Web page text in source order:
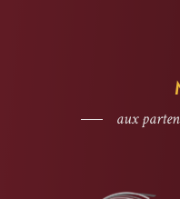
aux